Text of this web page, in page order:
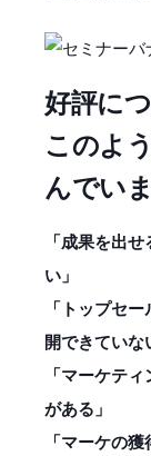
好評に
このよ
んでい
「成果を出
い」
「トップセ
開できていな
「マーケテ
がある」
「マーケの